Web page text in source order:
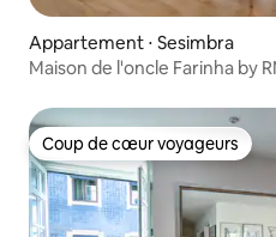
Appartement ⋅ Sesimbra
Maison de l'oncle Farinha by
Coup de cœur voyageurs
Coup de cœur voyageurs